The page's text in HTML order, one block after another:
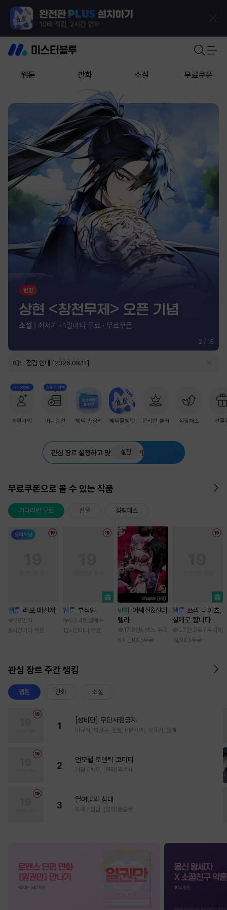
웹툰 만화 소설 무료쿠폰
2 / 15
점검 안내 [2026.08.11]
+1,000원
회원가입
첫충전 혜택
머니충전 혜택 총정리 혜택몰빵💘 밀리언 셀러 점핑패스 선물
관심 장르 설정하고 맞춤 추천 받기
설정
무료쿠폰으로 볼 수 있는 작품
기다리면 무료 선물 점핑패스
웹툰 러브 메신저
28만 딱
8시간마다 무료
웹툰 부식인
93.4만 임애주
12시간마다 무료
만화 어쌔신&신데
렐라
17.9만 나츠노 유조
6시간마다 무료
웹툰 쓰리 나이츠,
실제로 합니다
1.7만 고토 / 두나래
1일마다 무료
관심 장르 주간 랭킹
웹툰 만화 소설
1
[성비단] 무단사정금지
마규식, 피상구, 진월, 테리야끼, 오프카, 뚱개
2
언모럴 로맨틱 코미디
가감 / 쌔우, (원작)곽겨자
3
열여덟의 침대
자태 / 청담, (원작)문슬로